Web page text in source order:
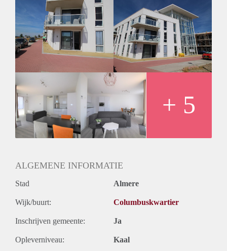
- Livingroom with fully equipped open kitchen
- Fully furnished
- Newly built
- Close to the supermarket Albert Heijn, highway, public
transport, beach and forest area
- Bathroom with shower, sink and toilet
- Washing machine
- Sunny private terras
- Registration possible
- Separated storage
- Private parking
- Double glassed windows
Rental price € 1250,- excluding utilities
+ 5
ALGEMENE INFORMATIE
Stad Almere
Wijk/buurt: Columbuskwartier
Inschrijven gemeente: Ja
Opleverniveau: Kaal